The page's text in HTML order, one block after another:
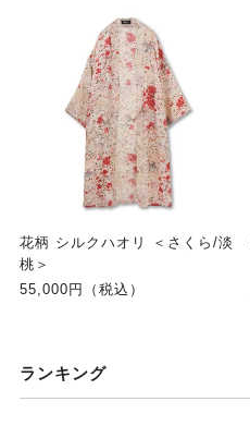
花柄 シルクハオリ ＜さくら/淡
桃＞
55,000円（税込）
ランキング